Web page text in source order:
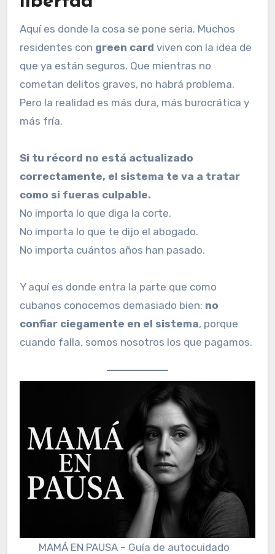
Aquí es donde la cosa se pone seria. Muchos
residentes con green card viven con la idea de
que ya están seguros. Que mientras no
cometan delitos graves, no habrá problema.
Pero la realidad es más dura, más burocrática y
más fría.
Si tu récord no está actualizado
correctamente, el sistema te va a tratar
como si fueras culpable.
No importa lo que diga la corte.
No importa lo que te dijo el abogado.
No importa cuántos años han pasado.
Y aquí es donde entra la parte que como
cubanos conocemos demasiado bien: no
confiar ciegamente en el sistema, porque
cuando falla, somos nosotros los que pagamos.
MAMÁ EN PAUSA – Guía de autocuidado